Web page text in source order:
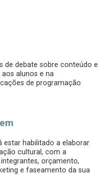
de debate sobre conteúdo e
alunos e na
de programação
estar habilitado a elaborar
cultural, com a
orçamento,
e faseamento da sua